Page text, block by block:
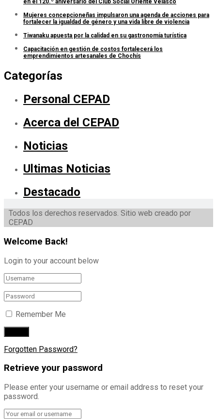
en el 120.º aniversario del Club Social Oriente Velasco
Mujeres concepcioneñas impulsaron una agenda de acciones para
fortalecer la igualdad de género y una vida libre de violencia
Tiwanaku apuesta por la calidad en su gastronomía turística
Capacitación en gestión de costos fortalecerá los
emprendimientos artesanales de Chochís
Categorías
Personal CEPAD
Acerca del CEPAD
Noticias
Ultimas Noticias
Destacado
Todos los derechos reservados. Sitio web creado por
CEPAD
Welcome Back!
Login to your account below
Remember Me
Forgotten Password?
Retrieve your password
Please enter your username or email address to reset your
password.